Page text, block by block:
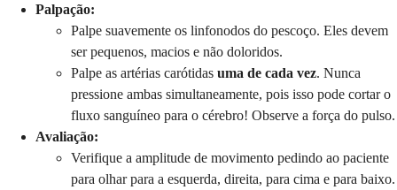
Palpação:
Palpe suavemente os linfonodos do pescoço. Eles devem
ser pequenos, macios e não doloridos.
Palpe as artérias carótidas uma de cada vez. Nunca
pressione ambas simultaneamente, pois isso pode cortar o
fluxo sanguíneo para o cérebro! Observe a força do pulso.
Avaliação:
Verifique a amplitude de movimento pedindo ao paciente
para olhar para a esquerda, direita, para cima e para baixo.